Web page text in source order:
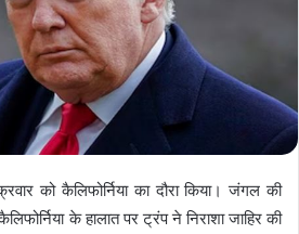
को कैलिफोर्निया का दौरा किया। जंगल की
के हालात पर ट्रंप ने निराशा जाहिर की